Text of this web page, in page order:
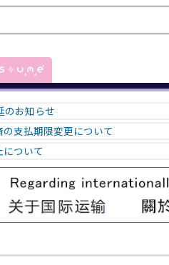
のお知らせ
支払期限変更について
ついて